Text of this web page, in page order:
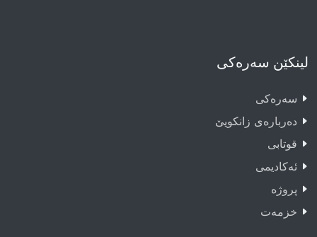
لینکێن سەرەکی
سەرەکى
دەربارەى زانکویێ
قوتابى
ئەکادیمى
پروژە
خزمەت